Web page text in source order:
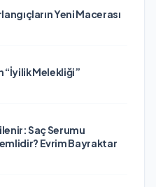
Yeni Macerası
“İyilik Melekliği”
Saç Serumu
Evrim Bayraktar